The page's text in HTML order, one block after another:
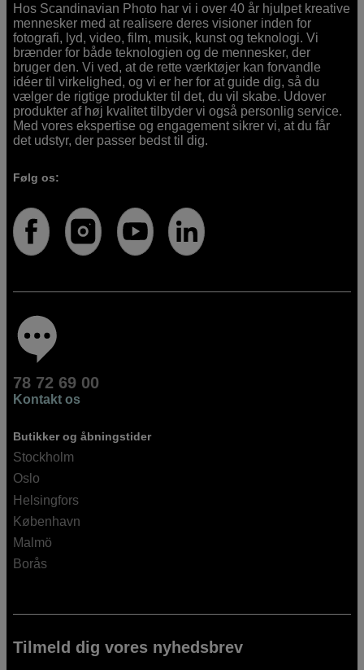
Hos Scandinavian Photo har vi i over 40 år hjulpet kreative
mennesker med at realisere deres visioner inden for
fotografi, lyd, video, film, musik, kunst og teknologi. Vi
brænder for både teknologien og de mennesker, der
bruger den. Vi ved, at de rette værktøjer kan forvandle
idéer til virkelighed, og vi er her for at guide dig, så du
vælger de rigtige produkter til det, du vil skabe. Udover
produkter af høj kvalitet tilbyder vi også personlig service.
Med vores ekspertise og engagement sikrer vi, at du får
det udstyr, der passer bedst til dig.
Følg os:
78 72 69 00
Kontakt os
Butikker og åbningstider
Stockholm
Oslo
Helsingfors
København
Malmö
Borås
Tilmeld dig vores nyhedsbrev